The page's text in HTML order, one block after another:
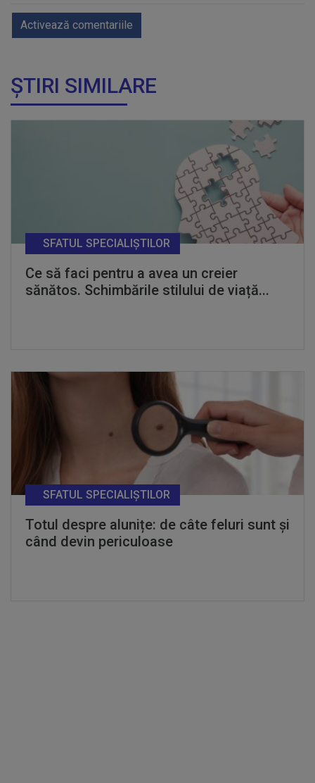
Activează comentariile
ȘTIRI SIMILARE
Ce să faci pentru a avea un creier
sănătos. Schimbările stilului de viață...
SFATUL SPECIALIȘTILOR
Totul despre alunițe: de câte feluri sunt și
când devin periculoase
SFATUL SPECIALIȘTILOR